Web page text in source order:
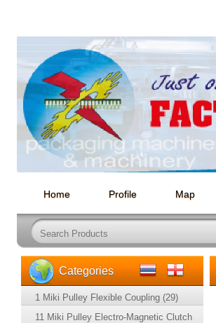
Home Profile Map
Categories
1 Miki Pulley Flexible Coupling (29)
11 Miki Pulley Electro-Magnetic Clutch